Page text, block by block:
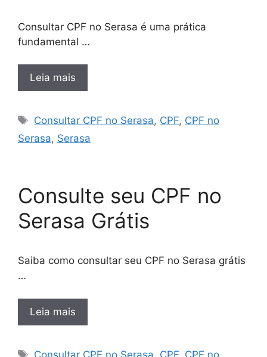
Consultar CPF no Serasa é uma prática
fundamental …
Leia mais
Tags
Consultar CPF no Serasa, CPF, CPF no
Serasa, Serasa
Consulte seu CPF no
Serasa Grátis
Saiba como consultar seu CPF no Serasa grátis
…
Leia mais
Tags
Consultar CPF no Serasa CPF CPF no